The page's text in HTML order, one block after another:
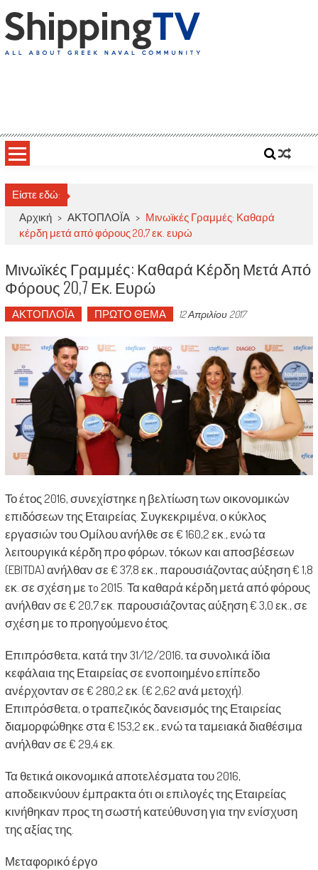
to
content
Είστε εδώ:
Αρχική > ΑΚΤΟΠΛΟΪΑ > Μινωϊκές Γραμμές: Καθαρά
κέρδη μετά από φόρους 20,7 εκ. ευρώ
Μινωϊκές Γραμμές: Καθαρά Κέρδη Μετά Από
Φόρους 20,7 Εκ. Ευρώ
ΑΚΤΟΠΛΟΪΑ ΠΡΩΤΟ ΘΕΜΑ 12 Απριλίου 2017
Το έτος 2016, συνεχίστηκε η βελτίωση των οικονομικών
επιδόσεων της Εταιρείας. Συγκεκριμένα, ο κύκλος
εργασιών του Ομίλου ανήλθε σε € 160,2 εκ., ενώ τα
λειτουργικά κέρδη προ φόρων, τόκων και αποσβέσεων
(EBITDA) ανήλθαν σε € 37,8 εκ., παρουσιάζοντας αύξηση € 1,8
εκ. σε σχέση με τo 2015. Τα καθαρά κέρδη μετά από φόρους
ανήλθαν σε € 20,7 εκ. παρουσιάζοντας αύξηση € 3,0 εκ., σε
σχέση με το προηγούμενο έτος.
Επιπρόσθετα, κατά την 31/12/2016, τα συνολικά ίδια
κεφάλαια της Εταιρείας σε ενοποιημένο επίπεδο
ανέρχονταν σε € 280,2 εκ. (€ 2,62 ανά μετοχή).
Επιπρόσθετα, ο τραπεζικός δανεισμός της Εταιρείας
διαμορφώθηκε στα € 153,2 εκ., ενώ τα ταμειακά διαθέσιμα
ανήλθαν σε € 29,4 εκ.
Τα θετικά οικονομικά αποτελέσματα του 2016,
αποδεικνύουν έμπρακτα ότι οι επιλογές της Εταιρείας
κινήθηκαν προς τη σωστή κατεύθυνση για την ενίσχυση
της αξίας της.
Μεταφορικό έργο